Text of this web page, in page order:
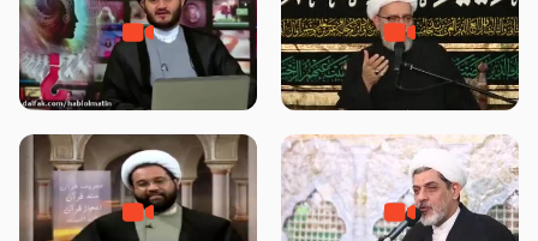
استناد اشتباه به روایتی از پیامبر
اکرم صلی الله علیه و آله برای
الاسلام معاونیان
اسامه کیست و داستان لشکر
اسامه که به دستور پیامبر اکرم
چیست – حجت الاسلام یزدانی